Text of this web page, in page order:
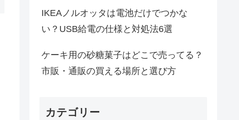
IKEAノルオッタは電池だけでつかな
い？USB給電の仕様と対処法6選
ケーキ用の砂糖菓子はどこで売ってる？
市販・通販の買える場所と選び方
カテゴリー